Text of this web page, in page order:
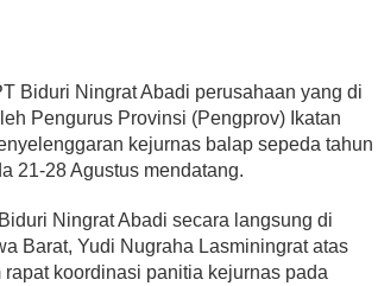
Biduri Ningrat Abadi perusahaan yang di
Pengurus Provinsi (Pengprov) Ikatan
kejurnas balap sepeda tahun
21-28 Agustus mendatang.
Ningrat Abadi secara langsung di
Barat, Yudi Nugraha Lasminingrat atas
koordinasi panitia kejurnas pada